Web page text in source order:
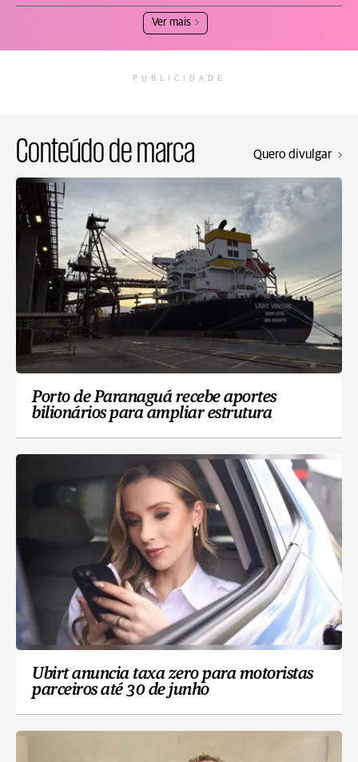
Ver mais
PUBLICIDADE
Conteúdo de marca Quero divulgar
Porto de Paranaguá recebe aportes
bilionários para ampliar estrutura
Ubirt anuncia taxa zero para motoristas
parceiros até 30 de junho